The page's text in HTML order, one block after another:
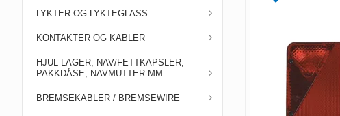
LYKTER OG LYKTEGLASS
KONTAKTER OG KABLER
HJUL LAGER, NAV/FETTKAPSLER,
PAKKDÅSE, NAVMUTTER MM
BREMSEKABLER / BREMSEWIRE